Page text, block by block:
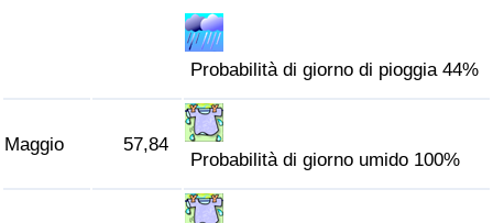
Probabilità di giorno di pioggia 44%
Maggio 57,84
Probabilità di giorno umido 100%